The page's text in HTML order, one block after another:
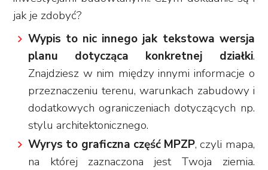
jak je zdobyć?
Wypis to nic innego jak tekstowa wersja
planu dotycząca konkretnej działki.
Znajdziesz w nim między innymi informacje o
przeznaczeniu terenu, warunkach zabudowy i
dodatkowych ograniczeniach dotyczących np.
stylu architektonicznego.
Wyrys to graficzna część MPZP, czyli mapa,
na której zaznaczona jest Twoja ziemia.